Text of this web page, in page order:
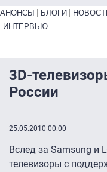
Primary links bottom
АНОНСЫ БЛОГИ
ИНТЕРВЬЮ
3D-
России
25.05.2010 00:00
Вслед за Samsung и
телевизоры с